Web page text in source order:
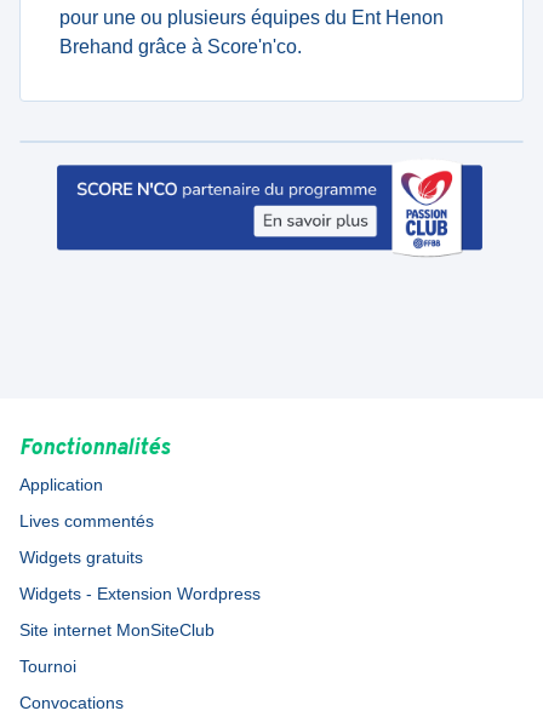
pour une ou plusieurs équipes du Ent Henon
Brehand grâce à Score'n'co.
Fonctionnalités
Application
Lives commentés
Widgets gratuits
Widgets - Extension Wordpress
Site internet MonSiteClub
Tournoi
Convocations